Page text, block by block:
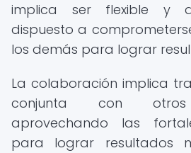
implica ser flexible y
dispuesto a
los demás para lograr
La colaboración implica
conjunta con otros
aprovechando las
para lograr resultados